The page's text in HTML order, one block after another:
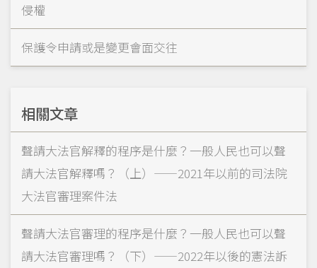
侵權
保護令申請或是變更會面交往
相關文章
聲請大法官解釋的程序是什麼？一般人民也可以聲
請大法官解釋嗎？（上）——2021年以前的司法院
大法官審理案件法
聲請大法官審理的程序是什麼？一般人民也可以聲
請大法官審理嗎？（下）——2022年以後的憲法訴